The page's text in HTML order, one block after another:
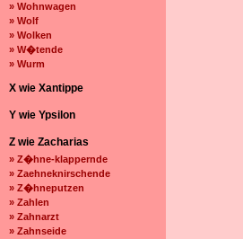
» Wohnwagen
» Wolf
» Wolken
» W�tende
» Wurm
X wie Xantippe
Y wie Ypsilon
Z wie Zacharias
» Z�hne-klappernde
» Zaehneknirschende
» Z�hneputzen
» Zahlen
» Zahnarzt
» Zahnseide